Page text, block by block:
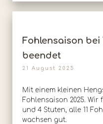
Fohlensaison
beendet
21 August 2025
Mit einem kleinen
Fohlensaison 2025.
und 4 Stuten, alle 11
wachsen gut.